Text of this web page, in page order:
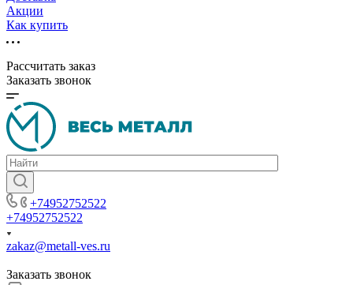
Акции
Как купить
Рассчитать заказ
Заказать звонок
+74952752522
+74952752522
zakaz@metall-ves.ru
Заказать звонок